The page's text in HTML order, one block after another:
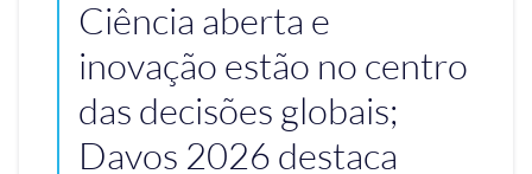
Ciência aberta e
inovação estão no centro
das decisões globais;
Davos 2026 destaca